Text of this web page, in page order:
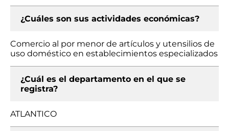
¿Cuáles son sus actividades económicas?
Comercio al por menor de artículos y utensilios de
uso doméstico en establecimientos especializados
¿Cuál es el departamento en el que se
registra?
ATLANTICO